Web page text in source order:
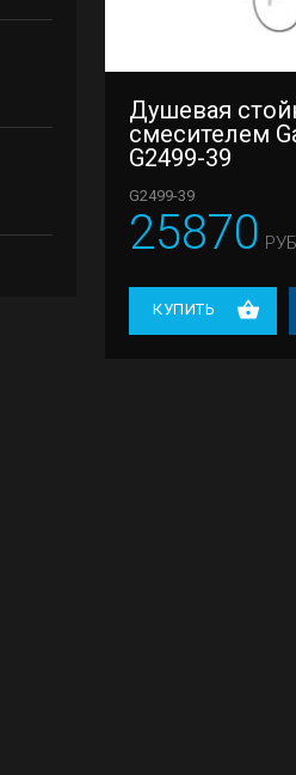
Душевая
смесителем
G2499-39
G2499-39
25870
КУПИТЬ